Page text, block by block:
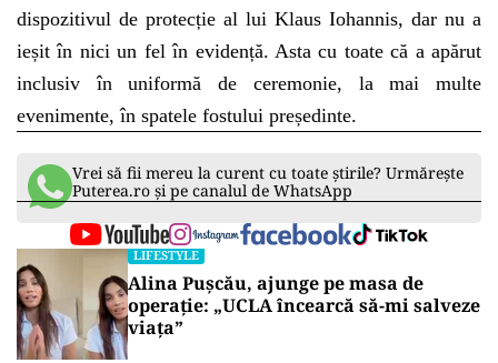
dispozitivul de protecție al lui Klaus Iohannis, dar nu a
ieșit în nici un fel în evidență. Asta cu toate că a apărut
inclusiv în uniformă de ceremonie, la mai multe
evenimente, în spatele fostului președinte.
Vrei să fii mereu la curent cu toate știrile? Urmărește
Puterea.ro și pe canalul de WhatsApp
LIFESTYLE
Alina Pușcău, ajunge pe masa de
operație: „UCLA încearcă să-mi salveze
viața”